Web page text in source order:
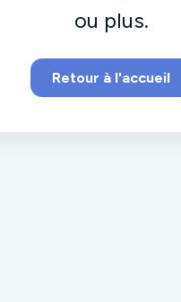
ou plus.
Retour à l'accueil